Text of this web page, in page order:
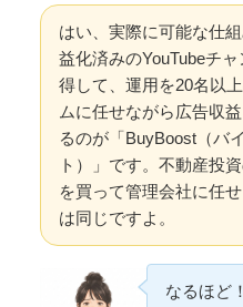
はい、実際に可能な仕
益化済みのYouTubeチ
得して、運用を20名以
ムに任せながら広告収
るのが「BuyBoost（バ
ト）」です。不動産投
を買って管理会社に任
は同じですよ。
なるほど